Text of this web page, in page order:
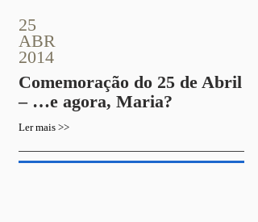
25
ABR
2014
Comemoração do 25 de Abril
– …e agora, Maria?
Ler mais >>